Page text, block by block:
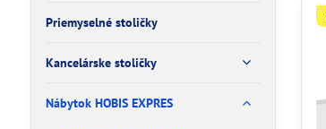
Priemyselné stoličky
Kancelárske stoličky
Nábytok HOBIS EXPRES